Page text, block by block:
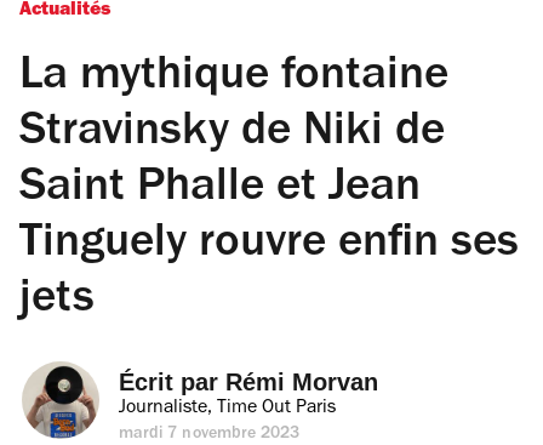
Actualités
La mythique fontaine
Stravinsky de Niki de
Saint Phalle et Jean
Tinguely rouvre enfin ses
jets
Écrit par Rémi Morvan
Journaliste, Time Out Paris
mardi 7 novembre 2023